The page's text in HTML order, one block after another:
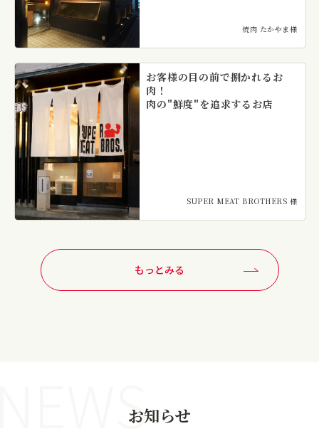
焼肉 たかやま様
お客様の目の前で捌かれるお
肉！
肉の"鮮度"を追求するお店
SUPER MEAT BROTHERS 様
もっとみる
お知らせ